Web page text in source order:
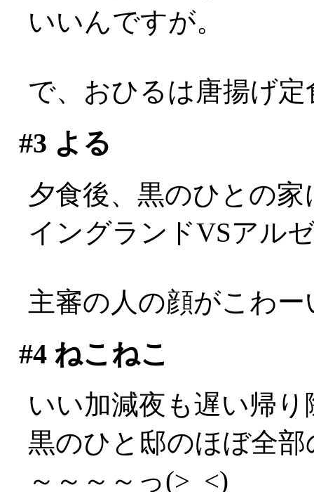
いいんですが。
で、おひるは唐揚げ
#3 よる
夕食後、黒のひとの
イングランドVSアル
主審の人の顔がこわー
#4ねこねこ
いい加減夜も遅い帰り
黒のひと邸のほぼ全
～～～～っ(>_<)